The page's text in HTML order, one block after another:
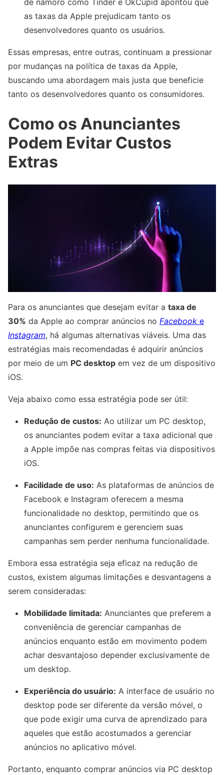
de namoro como Tinder e OkCupid apontou que
as taxas da Apple prejudicam tanto os
desenvolvedores quanto os usuários.
Essas empresas, entre outras, continuam a pressionar
por mudanças na política de taxas da Apple,
buscando uma abordagem mais justa que beneficie
tanto os desenvolvedores quanto os consumidores.
Como os Anunciantes
Podem Evitar Custos
Extras
Para os anunciantes que desejam evitar a taxa de
30% da Apple ao comprar anúncios no Facebook e
Instagram, há algumas alternativas viáveis. Uma das
estratégias mais recomendadas é adquirir anúncios
por meio de um PC desktop em vez de um dispositivo
iOS.
Veja abaixo como essa estratégia pode ser útil:
Redução de custos: Ao utilizar um PC desktop,
os anunciantes podem evitar a taxa adicional que
a Apple impõe nas compras feitas via dispositivos
iOS.
Facilidade de uso: As plataformas de anúncios de
Facebook e Instagram oferecem a mesma
funcionalidade no desktop, permitindo que os
anunciantes configurem e gerenciem suas
campanhas sem perder nenhuma funcionalidade.
Embora essa estratégia seja eficaz na redução de
custos, existem algumas limitações e desvantagens a
serem consideradas:
Mobilidade limitada: Anunciantes que preferem a
conveniência de gerenciar campanhas de
anúncios enquanto estão em movimento podem
achar desvantajoso depender exclusivamente de
um desktop.
Experiência do usuário: A interface de usuário no
desktop pode ser diferente da versão móvel, o
que pode exigir uma curva de aprendizado para
aqueles que estão acostumados a gerenciar
anúncios no aplicativo móvel.
Portanto, enquanto comprar anúncios via PC desktop